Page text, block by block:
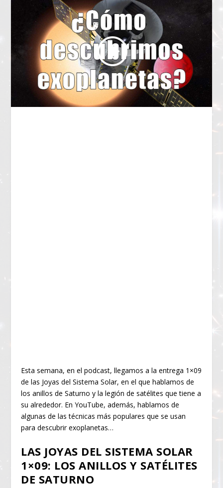
Esta semana, en el podcast, llegamos a la entrega 1×09
de las Joyas del Sistema Solar, en el que hablamos de
los anillos de Saturno y la legión de satélites que tiene a
su alrededor. En YouTube, además, hablamos de
algunas de las técnicas más populares que se usan
para descubrir exoplanetas…
LAS JOYAS DEL SISTEMA SOLAR
1×09: LOS ANILLOS Y SATÉLITES
DE SATURNO